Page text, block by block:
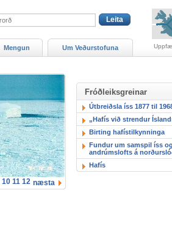
10 11 12 næsta
Fróðleiksgreinar
Útbreiðsla íss 1877 til
„Hafís við strendur
Birting hafístilkynninga
Fundur um samspil íss og
andrúmslofts á
Hafís
Mengun Um Veðurstofuna